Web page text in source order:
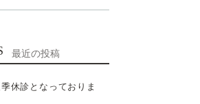
最近の投稿
休診となっておりま